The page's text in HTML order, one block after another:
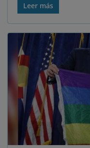
Leer más